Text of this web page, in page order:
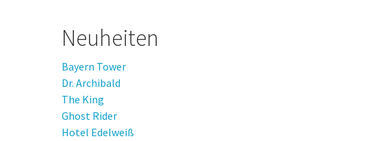
Neuheiten
Bayern Tower
Dr. Archibald
The King
Ghost Rider
Hotel Edelweiß